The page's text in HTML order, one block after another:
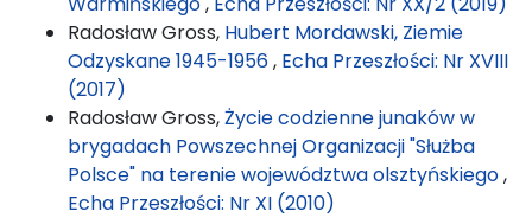
Radosław Gross, Hubert Mordawski, Ziemie
Odzyskane 1945-1956, Echa Przeszłości: Nr XVIII
(2017)
Radosław Gross,Życie codzienne junaków w
brygadach Powszechnej Organizacji "Służba
Polsce" na terenie województwa olsztyńskiego,
Echa Przeszłości: Nr XI (2010)